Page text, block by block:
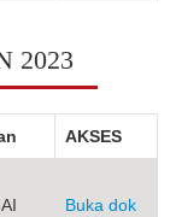
2023
AKSES
Buka dok